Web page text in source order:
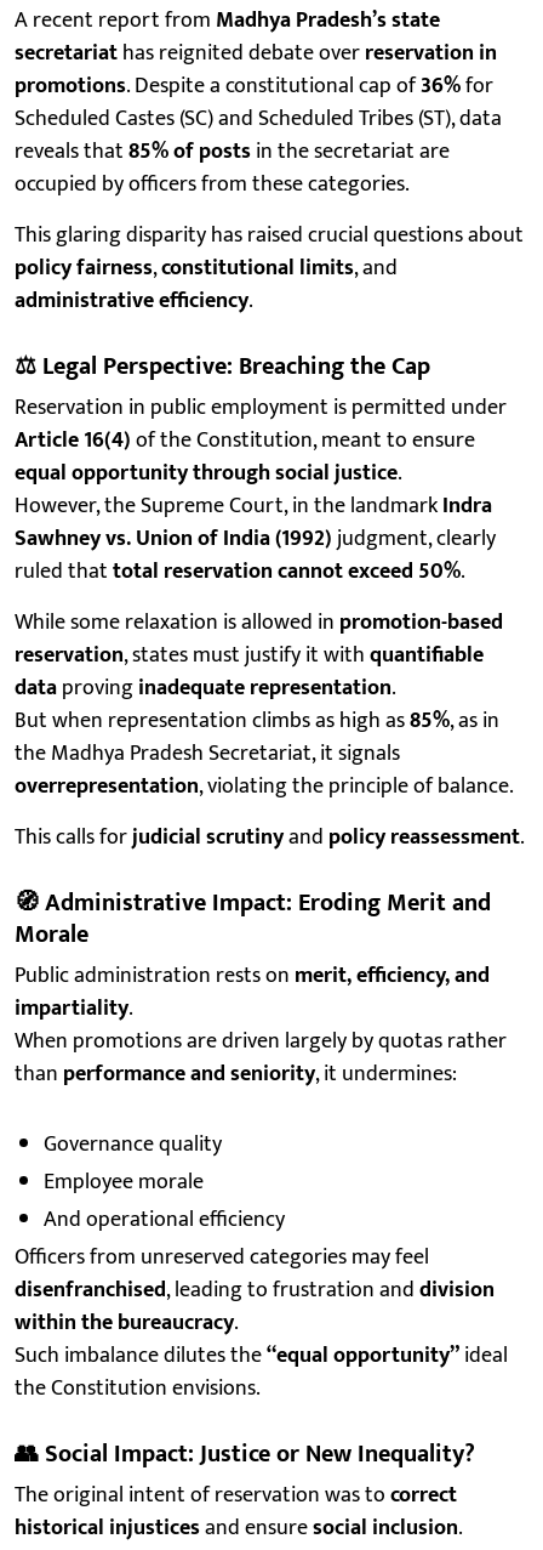
A recent report from Madhya Pradesh’s state
secretariathas reignited debate overreservation in
promotions. Despite a constitutional cap of36%for
Scheduled Castes (SC) and Scheduled Tribes (ST), data
reveals that85% of postsin the secretariat are
occupied by officers from these categories.
This glaring disparity has raised crucial questions about
policy fairness,constitutional limits, and
administrative efficiency.
⚖️Legal Perspective: Breaching the Cap
Reservation in public employment is permitted under
Article 16(4)of the Constitution, meant to ensure
equal opportunity through social justice.
However, the Supreme Court, in the landmarkIndra
Sawhney vs. Union of India (1992)judgment, clearly
ruled thattotal reservation cannot exceed 50%.
While some relaxation is allowed in promotion-based
reservation, states must justify it withquantifiable
dataprovinginadequate representation.
But when representation climbs as high as85%, as in
the Madhya Pradesh Secretariat, it signals
overrepresentation, violating the principle of balance.
This calls forjudicial scrutinyand policy reassessment.
🧭Administrative Impact: Eroding Merit and
Morale
Public administration rests on merit, efficiency, and
impartiality.
When promotions are driven largely by quotas rather
than performance and seniority, it undermines:
Governance quality
Employee morale
And operational efficiency
Officers from unreserved categories may feel
disenfranchised, leading to frustration anddivision
within the bureaucracy.
Such imbalance dilutes the“equal opportunity”ideal
the Constitution envisions.
👥Social Impact: Justice or New Inequality?
The original intent of reservation was tocorrect
historical injusticesand ensuresocial inclusion.